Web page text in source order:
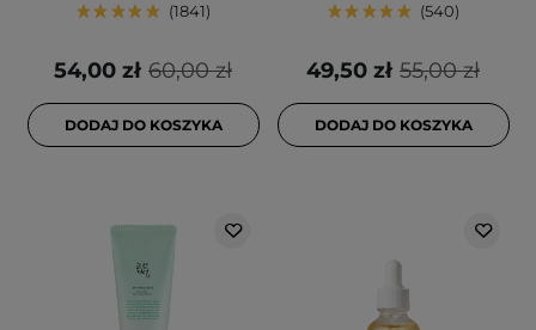
1841
60,00 zł
54,00 zł
DODAJ DO KOSZYKA
540
55,00 zł
49,50 zł
DODAJ DO KOSZYKA